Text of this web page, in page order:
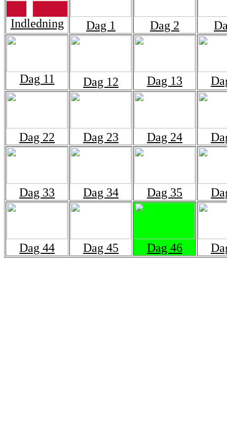
Indledning Dag 1 Dag 2
Dag 11 Dag 12 Dag 13
Dag 22 Dag 23 Dag 24
Dag 33 Dag 34 Dag 35
Dag 44 Dag 45 Dag 46